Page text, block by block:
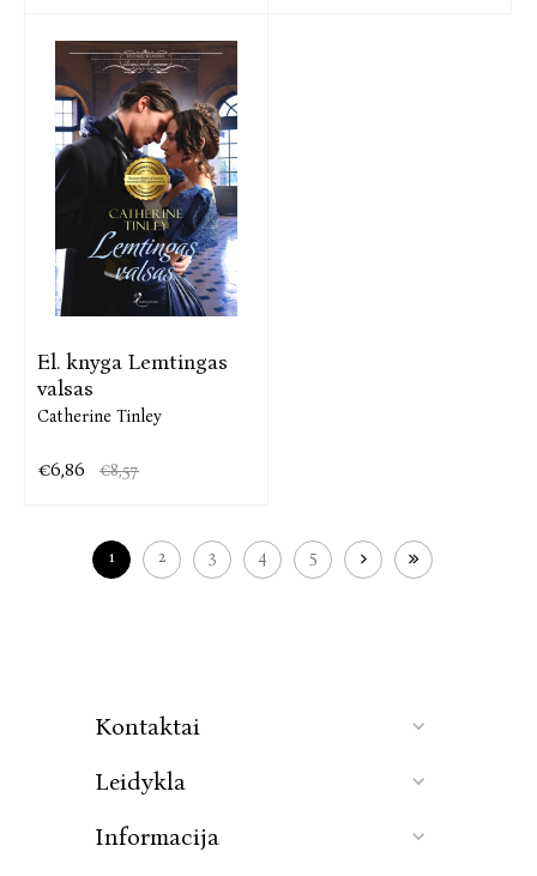
El. knyga Lemtingas
valsas
Catherine Tinley
€6,86 €8,57
1 2 3 4 5
Kontaktai
Leidykla
Informacija